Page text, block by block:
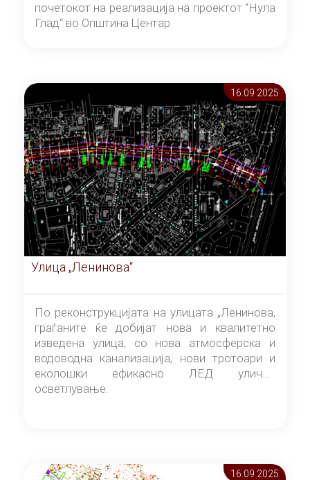
почетокот на реализација на проектот “Нула
Глад“ во Општина Центар
16.09 2025
Улица „Ленинова“
По реконструкцијата на улицата „Ленинова,
граѓаните ќе добијат нова и квалитетно
изведена улица, со нова атмосферска и
водоводна канализација, нови тротоари и
еколошки ефикасно ЛЕД улично
осветлување.
16.09 2025